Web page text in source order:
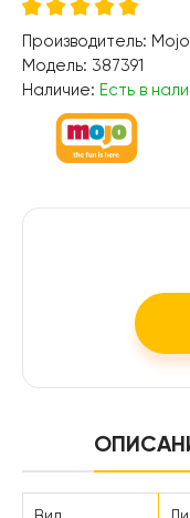
Производитель: Mojo
Модель: 387391
Наличие: Есть в